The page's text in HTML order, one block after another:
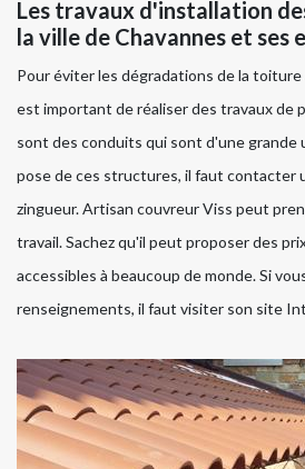
Les travaux d'installation
la ville de Chavannes et ses
Pour éviter les dégradations de la toiture
est important de réaliser des travaux de
sont des conduits qui sont d'une grande
pose de ces structures, il faut contacter
zingueur. Artisan couvreur Viss peut
travail. Sachez qu'il peut proposer des
accessibles à beaucoup de monde. Si
renseignements, il faut visiter son site